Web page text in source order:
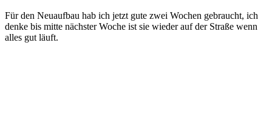
Für den Neuaufbau hab ich jetzt gute zwei Wochen gebraucht, ich
denke bis mitte nächster Woche ist sie wieder auf der Straße wenn
alles gut läuft.